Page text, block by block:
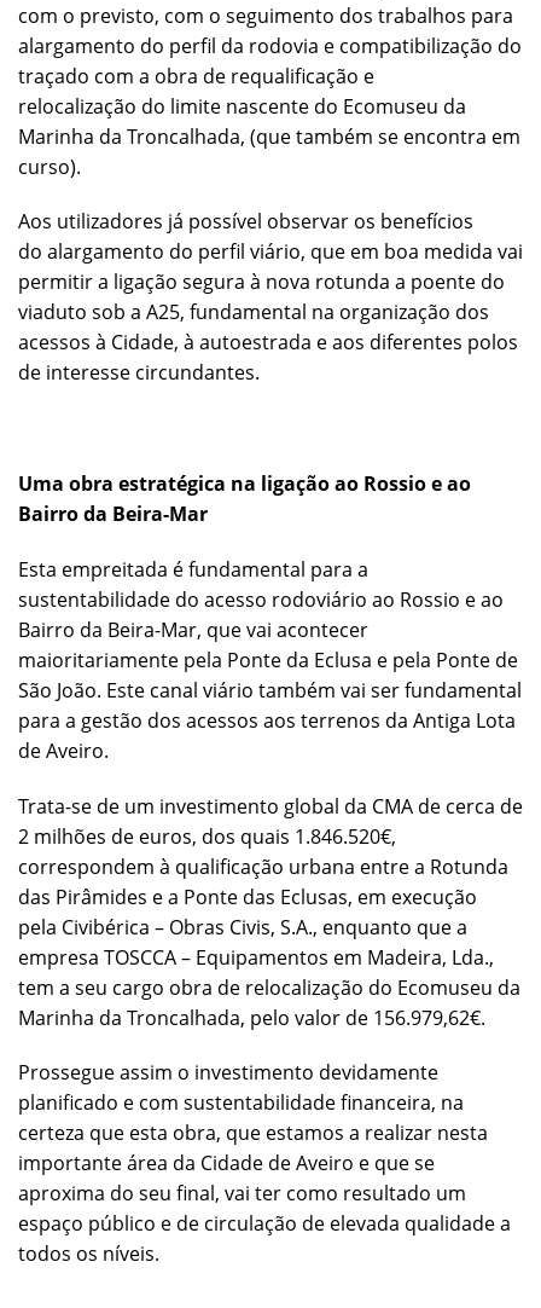
com o previsto, com o seguimento dos trabalhos para
alargamento do perfil da rodovia e compatibilização do
traçado com a obra de requalificação e
relocalização do limite nascente do Ecomuseu da
Marinha da Troncalhada, (que também se encontra em
curso).
Aos utilizadores já possível observar os benefícios
do alargamento do perfil viário, que em boa medida vai
permitir a ligação segura à nova rotunda a poente do
viaduto sob a A25, fundamental na organização dos
acessos à Cidade, à autoestrada e aos diferentes polos
de interesse circundantes.
Uma obra estratégica na ligação ao Rossio e ao
Bairro da Beira-Mar
Esta empreitada é fundamental para a
sustentabilidade do acesso rodoviário ao Rossio e ao
Bairro da Beira-Mar, que vai acontecer
maioritariamente pela Ponte da Eclusa e pela Ponte de
São João. Este canal viário também vai ser fundamental
para a gestão dos acessos aos terrenos da Antiga Lota
de Aveiro.
Trata-se de um investimento global da CMA de cerca de
2 milhões de euros, dos quais 1.846.520€,
correspondem à qualificação urbana entre a Rotunda
das Pirâmides e a Ponte das Eclusas, em execução
pela Civibérica – Obras Civis, S.A., enquanto que a
empresa TOSCCA – Equipamentos em Madeira, Lda.,
tem a seu cargo obra de relocalização do Ecomuseu da
Marinha da Troncalhada, pelo valor de 156.979,62€.
Prossegue assim o investimento devidamente
planificado e com sustentabilidade financeira, na
certeza que esta obra, que estamos a realizar nesta
importante área da Cidade de Aveiro e que se
aproxima do seu final, vai ter como resultado um
espaço público e de circulação de elevada qualidade a
todos os níveis.